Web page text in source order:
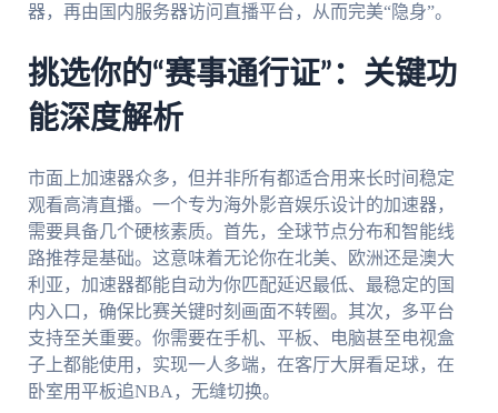
器，再由国内服务器访问直播平台，从而完美“隐身”。
挑选你的“赛事通行证”：关键功
能深度解析
市面上加速器众多，但并非所有都适合用来长时间稳定
观看高清直播。一个专为海外影音娱乐设计的加速器，
需要具备几个硬核素质。首先，全球节点分布和智能线
路推荐是基础。这意味着无论你在北美、欧洲还是澳大
利亚，加速器都能自动为你匹配延迟最低、最稳定的国
内入口，确保比赛关键时刻画面不转圈。其次，多平台
支持至关重要。你需要在手机、平板、电脑甚至电视盒
子上都能使用，实现一人多端，在客厅大屏看足球，在
卧室用平板追NBA，无缝切换。